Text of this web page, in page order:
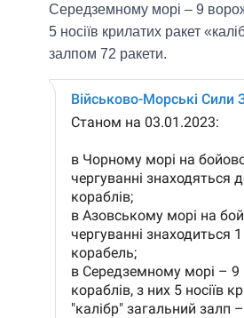
Середземному морі – 9
5 носіїв крилатих ракет
залпом 72 ракети.